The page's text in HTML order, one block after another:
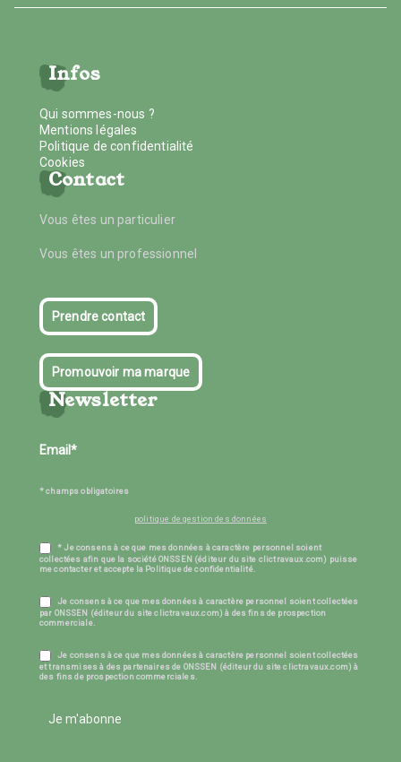
Infos
Qui sommes-nous ?
Mentions légales
Politique de confidentialité
Cookies
Contact
Vous êtes un particulier
Vous êtes un professionnel
Prendre contact
Promouvoir ma marque
Newsletter
* champs obligatoires
politique de gestion des données
* Je consens à ce que mes données à caractère personnel soient
collectées afin que la société ONSSEN (éditeur du site clictravaux.com) puisse
me contacter et accepte la Politique de confidentialité.
Je consens à ce que mes données à caractère personnel soient collectées
par ONSSEN (éditeur du site clictravaux.com) à des fins de prospection
commerciale.
Je consens à ce que mes données à caractère personnel soient collectées
et transmises à des partenaires de ONSSEN (éditeur du site clictravaux.com) à
des fins de prospection commerciales.
Je m'abonne